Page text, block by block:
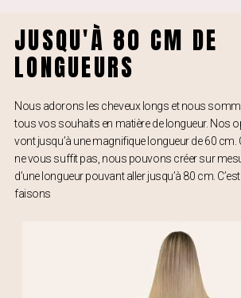
JUSQU'À 80 CM DE
LONGUEURS
Nous adorons les cheveux longs et nous
tous vos souhaits en matière de longueur. Nos
vont jusqu’à une magnifique longueur de 60 cm.
ne vous suffit pas, nous pouvons créer sur
d’une longueur pouvant aller jusqu’à 80 cm.
faisons